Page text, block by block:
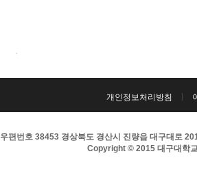
개인정보처리방침
우편번호 38453 경상북도 경산시 진량읍 대구대로
Copyright © 2015 대구대학